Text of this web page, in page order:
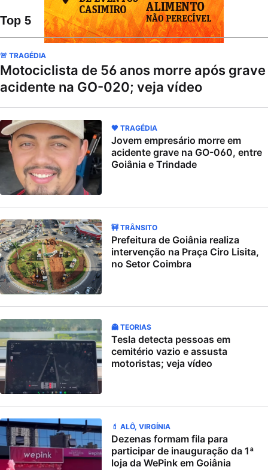
Top 5
🚨 TRAGÉDIA
Motociclista de 56 anos morre após grave
acidente na GO-020; veja vídeo
🖤 TRAGÉDIA
Jovem empresário morre em
acidente grave na GO-060, entre
Goiânia e Trindade
🚧 TRÂNSITO
Prefeitura de Goiânia realiza
intervenção na Praça Ciro Lisita,
no Setor Coimbra
👻 TEORIAS
Tesla detecta pessoas em
cemitério vazio e assusta
motoristas; veja vídeo
💄 ALÔ, VIRGÍNIA
Dezenas formam fila para
participar de inauguração da 1ª
loja da WePink em Goiânia